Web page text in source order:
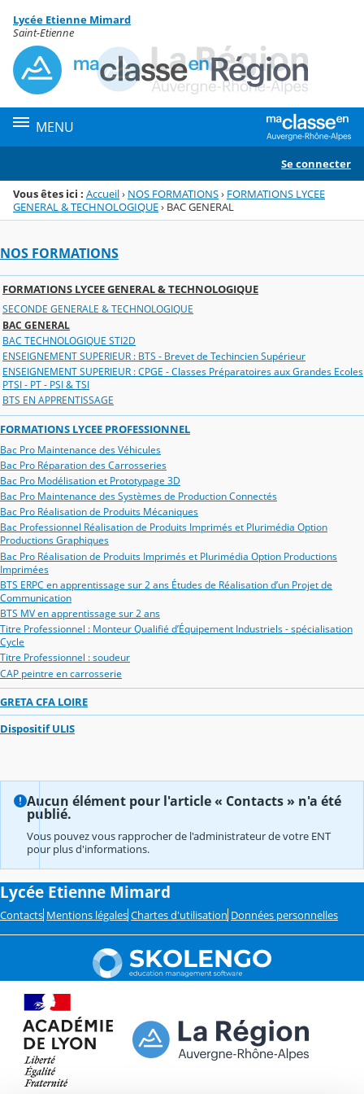
Menu de la rubrique
Contenu
Lycée Etienne Mimard
Saint-Etienne
MENU
Se connecter
Vous êtes ici : Accueil› NOS FORMATIONS› FORMATIONS LYCEE
GENERAL & TECHNOLOGIQUE› BAC GENERAL
NOS FORMATIONS
FORMATIONS LYCEE GENERAL & TECHNOLOGIQUE
SECONDE GENERALE & TECHNOLOGIQUE
BAC GENERAL
BAC TECHNOLOGIQUE STI2D
ENSEIGNEMENT SUPERIEUR : BTS - Brevet de Techincien Supérieur
ENSEIGNEMENT SUPERIEUR : CPGE - Classes Préparatoires aux Grandes Ecoles
PTSI - PT - PSI & TSI
BTS EN APPRENTISSAGE
FORMATIONS LYCEE PROFESSIONNEL
Bac Pro Maintenance des Véhicules
Bac Pro Réparation des Carrosseries
Bac Pro Modélisation et Prototypage 3D
Bac Pro Maintenance des Systèmes de Production Connectés
Bac Pro Réalisation de Produits Mécaniques
Bac Professionnel Réalisation de Produits Imprimés et Plurimédia Option
Productions Graphiques
Bac Pro Réalisation de Produits Imprimés et Plurimédia Option Productions
Imprimées
BTS ERPC en apprentissage sur 2 ans Études de Réalisation d’un Projet de
Communication
BTS MV en apprentissage sur 2 ans
Titre Professionnel : Monteur Qualifié d’Équipement Industriels - spécialisation
Cycle
Titre Professionnel : soudeur
CAP peintre en carrosserie
GRETA CFA LOIRE
Dispositif ULIS
Aucun élément pour l'article « Contacts » n'a été
publié.
Vous pouvez vous rapprocher de l'administrateur de votre ENT
pour plus d'informations.
Lycée Etienne Mimard
Contacts Mentions légales Chartes d'utilisation Données personnelles